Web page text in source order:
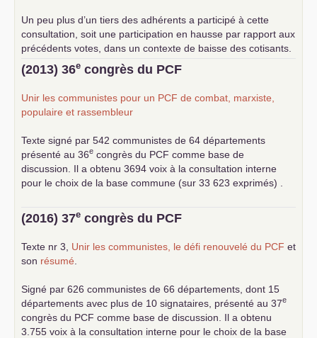
Un peu plus d’un tiers des adhérents a participé à cette
consultation, soit une participation en hausse par rapport aux
précédents votes, dans un contexte de baisse des cotisants.
... lire la suite
(2013) 36e congrès du PCF
Unir les communistes pour un PCF de combat, marxiste,
populaire et rassembleur
Texte signé par 542 communistes de 64 départements
présenté au 36e congrès du PCF comme base de
discussion. Il a obtenu 3694 voix à la consultation interne
pour le choix de la base commune (sur 33 623 exprimés) .
(2016) 37e congrès du PCF
Texte nr 3, Unir les communistes, le défi renouvelé du PCF et
son résumé
Signé par 626 communistes de 66 départements, dont 15
départements avec plus de 10 signataires, présenté au 37e
congrès du PCF comme base de discussion. Il a obtenu
3.755 voix à la consultation interne pour le choix de la base